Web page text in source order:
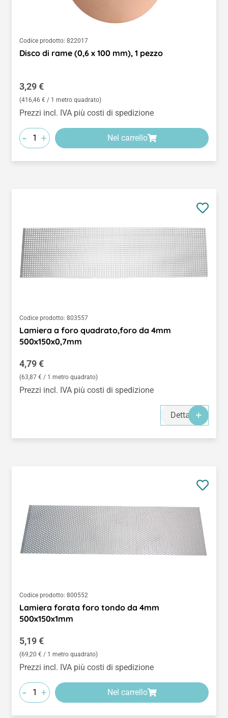
Codice prodotto: 822017
Disco di rame (0,6 x 100 mm), 1 pezzo
Prezzo normale:
3,29 €
(416,46 € / 1 metro quadrato)
Prezzi incl. IVA più costi di spedizione
- + Nel carrello
Codice prodotto: 803557
Lamiera a foro quadrato,foro da 4mm
500x150x0,7mm
Prezzo normale:
4,79 €
(63,87 € / 1 metro quadrato)
Prezzi incl. IVA più costi di spedizione
Dettagli
Codice prodotto: 800552
Lamiera forata foro tondo da 4mm
500x150x1mm
Prezzo normale:
5,19 €
(69,20 € / 1 metro quadrato)
Prezzi incl. IVA più costi di spedizione
- + Nel carrello